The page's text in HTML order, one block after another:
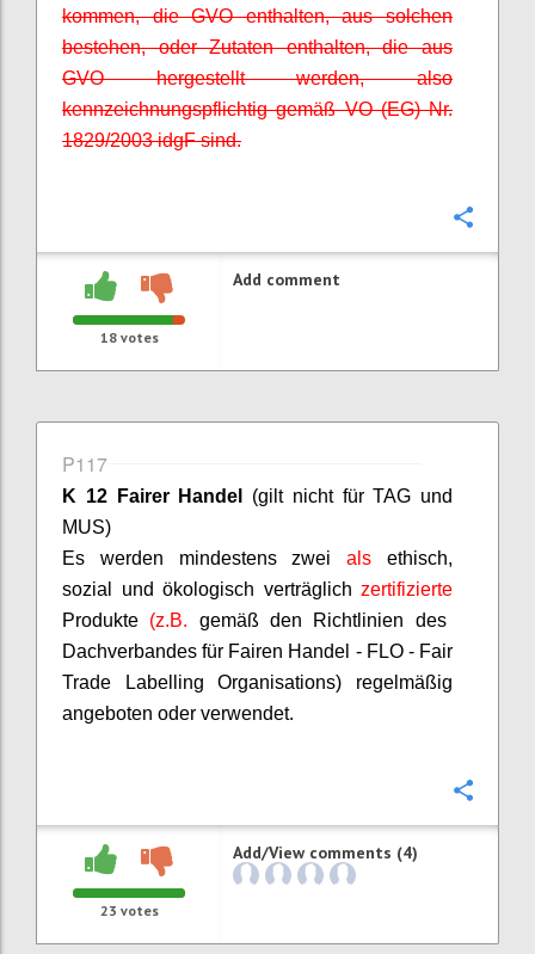
kommen, die GVO enthalten, aus solchen
bestehen, oder Zutaten enthalten, die aus
GVO hergestellt werden, also
kennzeichnungspflichtig gemäß VO (EG) Nr.
1829/2003idgFsind.
18votes
Add comment
P117
K 12 Fairer Handel (gilt nicht für TAG und
MUS)
Es werden mindestens zweials ethisch,
sozial und ökologisch verträglich zertifizierte
Produkte (z.B. gemäß den Richtlinien des
Dachverbandes für Fairen Handel - FLO - Fair
Trade
Labelling Organisations) regelmäßig
angeboten oder verwendet.
23 votes
Add/View comments (4)